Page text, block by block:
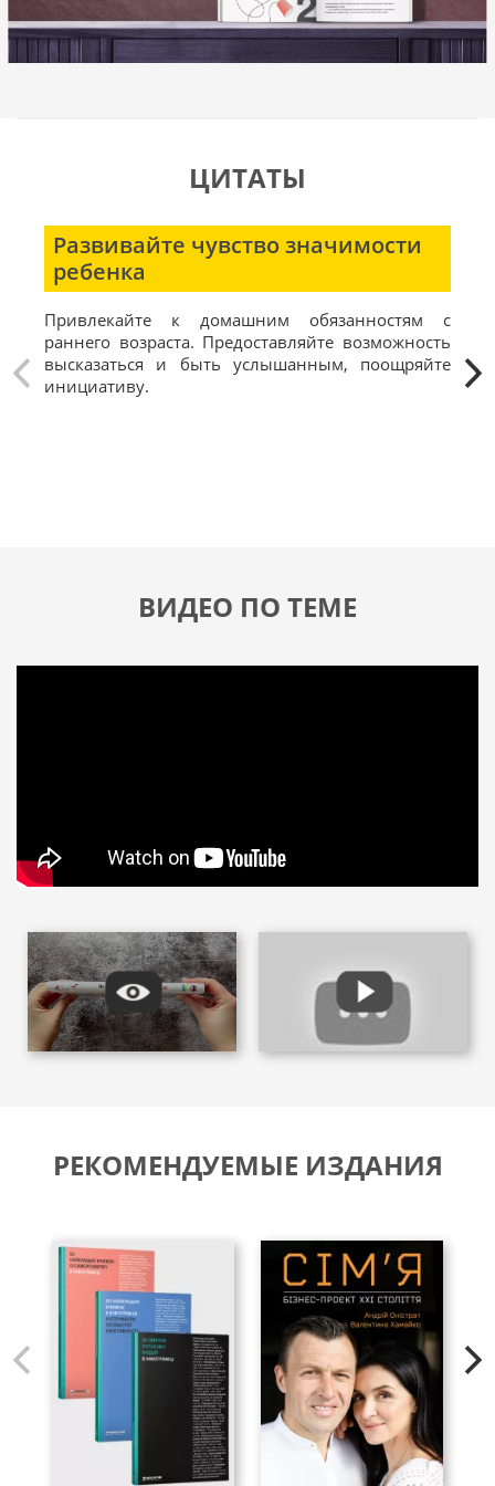
ЦИТАТЫ
Развивайте чувство значимости
ребенка
Привлекайте к домашним обязанностям с
раннего возраста. Предоставляйте возможность
высказаться и быть услышанным, поощряйте
инициативу.
ВИДЕО ПО ТЕМЕ
РЕКОМЕНДУЕМЫЕ ИЗДАНИЯ